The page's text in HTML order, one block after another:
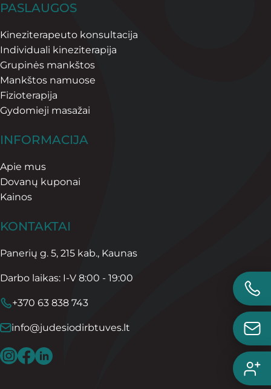
PASLAUGOS
Kineziterapeuto konsultacija
Individuali kineziterapija
Grupinės mankštos
Mankštos namuose
Fizioterapija
Gydomieji masažai
INFORMACIJA
Apie mus
Dovanų kuponai
Kainos
KONTAKTAI
Panerių g. 5, 215 kab., Kaunas
Darbo laikas: I-V 8:00 - 19:00
+370 63 838 743
info@judesiodirbtuves.lt